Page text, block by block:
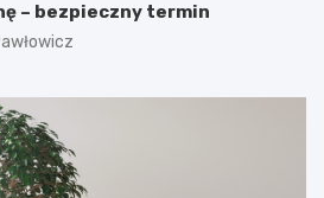
– bezpieczny termin